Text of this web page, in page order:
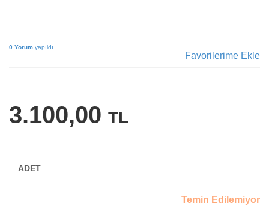
0 Yorum yapıldı
Favorilerime Ekle
3.100,00 TL
Temin Edilemiyor